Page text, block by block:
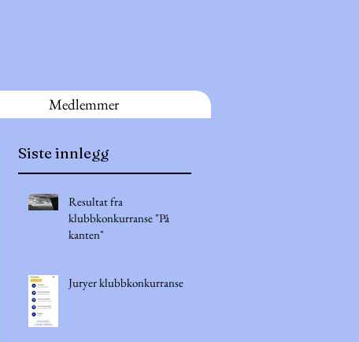
Medlemmer
Siste innlegg
Resultat fra
klubbkonkurranse "På
kanten"
Juryer klubbkonkurranse